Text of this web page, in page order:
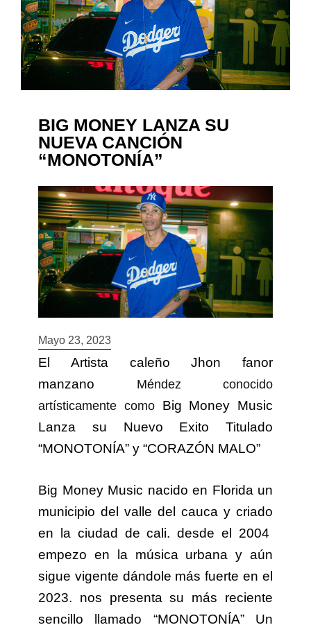
BIG MONEY LANZA SU
NUEVA CANCIÓN
“MONOTONÍA”
Mayo 23, 2023
El Artista caleño Jhon fanor
manzano Méndez conocido
artísticamente como Big Money Music
Lanza su Nuevo Exito Titulado
“MONOTONÍA” y “CORAZÓN MALO”
Big Money Music nacido en Florida un
municipio del valle del cauca y criado
en la ciudad de cali. desde el 2004
empezo en la música urbana y aún
sigue vigente dándole más fuerte en el
2023. nos presenta su más reciente
sencillo llamado “MONOTONÍA” Un